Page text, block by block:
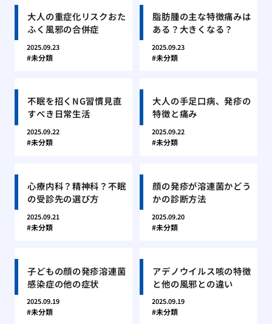
大人の重症化リスクおた
ふく風邪の合併症
2025.09.23
未分類
脂肪腫の主な特徴痛みは
ある？大きくなる？
2025.09.23
未分類
不眠を招くNG習慣見直
すべき日常生活
2025.09.22
未分類
大人の手足口病、発疹の
特徴と痛み
2025.09.22
未分類
心療内科？精神科？不眠
の受診先の選び方
2025.09.21
未分類
顔の発疹が溶連菌かどう
かの診断方法
2025.09.20
未分類
子どもの顔の発疹溶連菌
感染症の他の症状
2025.09.19
未分類
アデノウイルス咳の特徴
と他の風邪との違い
2025.09.19
未分類